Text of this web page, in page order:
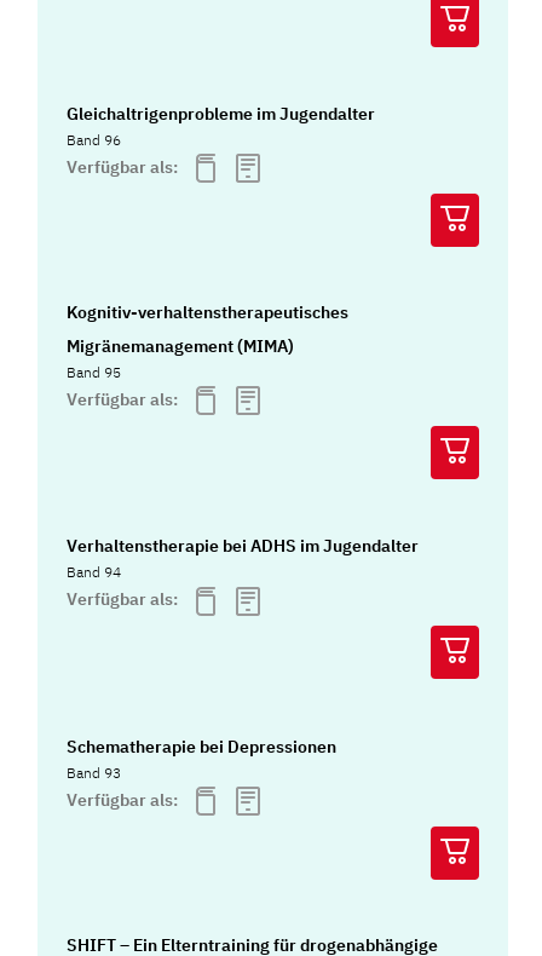
Gleichaltrigenprobleme im Jugendalter
Band 96
Verfügbar als:
Kognitiv-verhaltenstherapeutisches
Migränemanagement (MIMA)
Band 95
Verfügbar als:
Verhaltenstherapie bei ADHS im Jugendalter
Band 94
Verfügbar als:
Schematherapie bei Depressionen
Band 93
Verfügbar als:
SHIFT – Ein Elterntraining für drogenabhängige